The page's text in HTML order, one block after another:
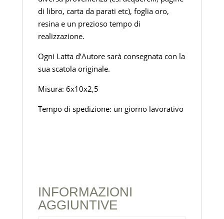
di libro, carta da parati etc), foglia oro,
resina e un prezioso tempo di
realizzazione.
Ogni Latta d’Autore sarà consegnata con la
sua scatola originale.
Misura: 6x10x2,5
Tempo di spedizione: un giorno lavorativo
INFORMAZIONI
AGGIUNTIVE